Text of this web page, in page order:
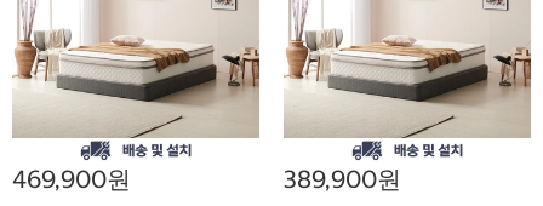
469,900원 389,900원